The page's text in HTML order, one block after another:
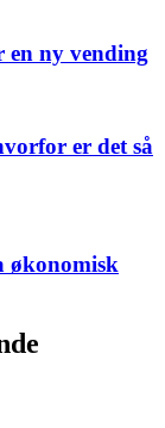
en ny vending
er det så
økonomisk